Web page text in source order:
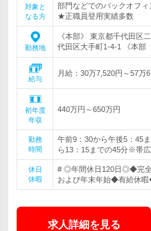
対象と
なる方
部門などでのバックオフ
★正職員登用実績多数
勤務地
《本部》 東京都千代田区
代田区大手町1-4-1 《本部
給与
月給：30万7,520円～57万
初年度
年収
440万円～650万円
勤務
時間
午前9：30から午後5：45
ら13：15までの45分※帯
休日
休暇
# ◎年間休日120日◎◆完全
および年末年始◆有給休
求人詳細を見る